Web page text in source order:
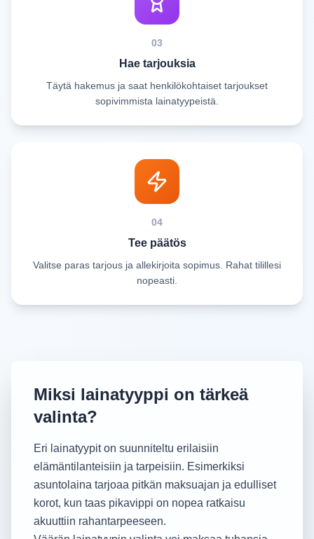
03
Hae tarjouksia
Täytä hakemus ja saat henkilökohtaiset tarjoukset
sopivimmista lainatyypeistä.
04
Tee päätös
Valitse paras tarjous ja allekirjoita sopimus. Rahat tilillesi
nopeasti.
Miksi lainatyyppi on tärkeä
valinta?
Eri lainatyypit on suunniteltu erilaisiin
elämäntilanteisiin ja tarpeisiin. Esimerkiksi
asuntolaina tarjoaa pitkän maksuajan ja edulliset
korot, kun taas pikavippi on nopea ratkaisu
akuuttiin rahantarpeeseen.